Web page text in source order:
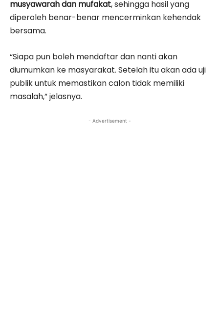
musyawarah dan mufakat, sehingga hasil yang
diperoleh benar-benar mencerminkan kehendak
bersama.
“Siapa pun boleh mendaftar dan nanti akan
diumumkan ke masyarakat. Setelah itu akan ada uji
publik untuk memastikan calon tidak memiliki
masalah,” jelasnya.
- Advertisement -